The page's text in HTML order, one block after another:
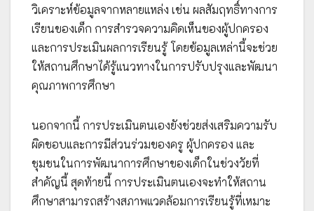
วิเคราะห์ข้อมูลจากหลายแหล่ง เช่น ผลสัมฤทธิ์ทางการ
เรียนของเด็ก การสำรวจความคิดเห็นของผู้ปกครอง
และการประเมินผลการเรียนรู้ โดยข้อมูลเหล่านี้จะช่วย
ให้สถานศึกษาได้รู้แนวทางในการปรับปรุงและพัฒนา
คุณภาพการศึกษา
นอกจากนี้ การประเมินตนเองยังช่วยส่งเสริมความรับ
ผิดชอบและการมีส่วนร่วมของครู ผู้ปกครอง และ
ชุมชนในการพัฒนาการศึกษาของเด็กในช่วงวัยที่
สำคัญนี้ สุดท้ายนี้ การประเมินตนเองจะทำให้สถาน
ศึกษาสามารถสร้างสภาพแวดล้อมการเรียนรู้ที่เหมาะ